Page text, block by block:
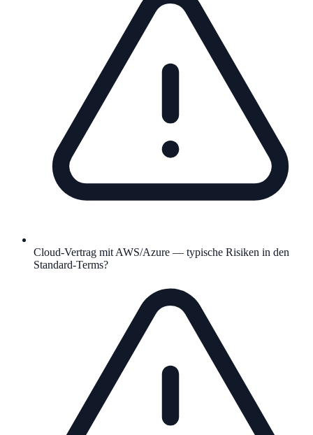
Cloud-Vertrag mit AWS/Azure — typische Risiken in den
Standard-Terms?